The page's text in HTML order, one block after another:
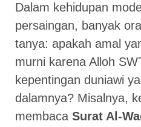
Dalam kehidupan
persaingan, banyak
tanya: apakah amal
murni karena Alloh
kepentingan duniawi
dalamnya? Misalnya,
membaca Surat Al-